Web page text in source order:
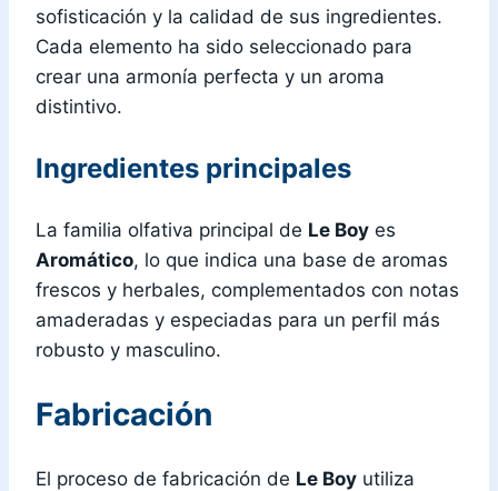
sofisticación y la calidad de sus ingredientes.
Cada elemento ha sido seleccionado para
crear una armonía perfecta y un aroma
distintivo.
Ingredientes principales
La familia olfativa principal de Le Boy es
Aromático, lo que indica una base de aromas
frescos y herbales, complementados con notas
amaderadas y especiadas para un perfil más
robusto y masculino.
Fabricación
El proceso de fabricación de Le Boy utiliza